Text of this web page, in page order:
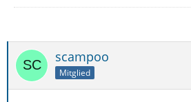
scampoo
Mitglied